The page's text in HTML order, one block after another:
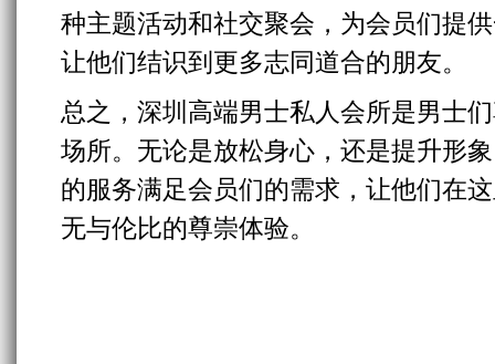
种主题活动和社交聚会，为会员们提
让他们结识到更多志同道合的朋友。
总之，深圳高端男士私人会所是男士
场所。无论是放松身心，还是提升形
的服务满足会员们的需求，让他们在
无与伦比的尊崇体验。